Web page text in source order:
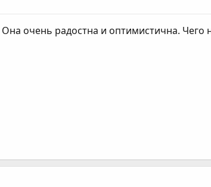
очень радостна и оптимистична. Чего